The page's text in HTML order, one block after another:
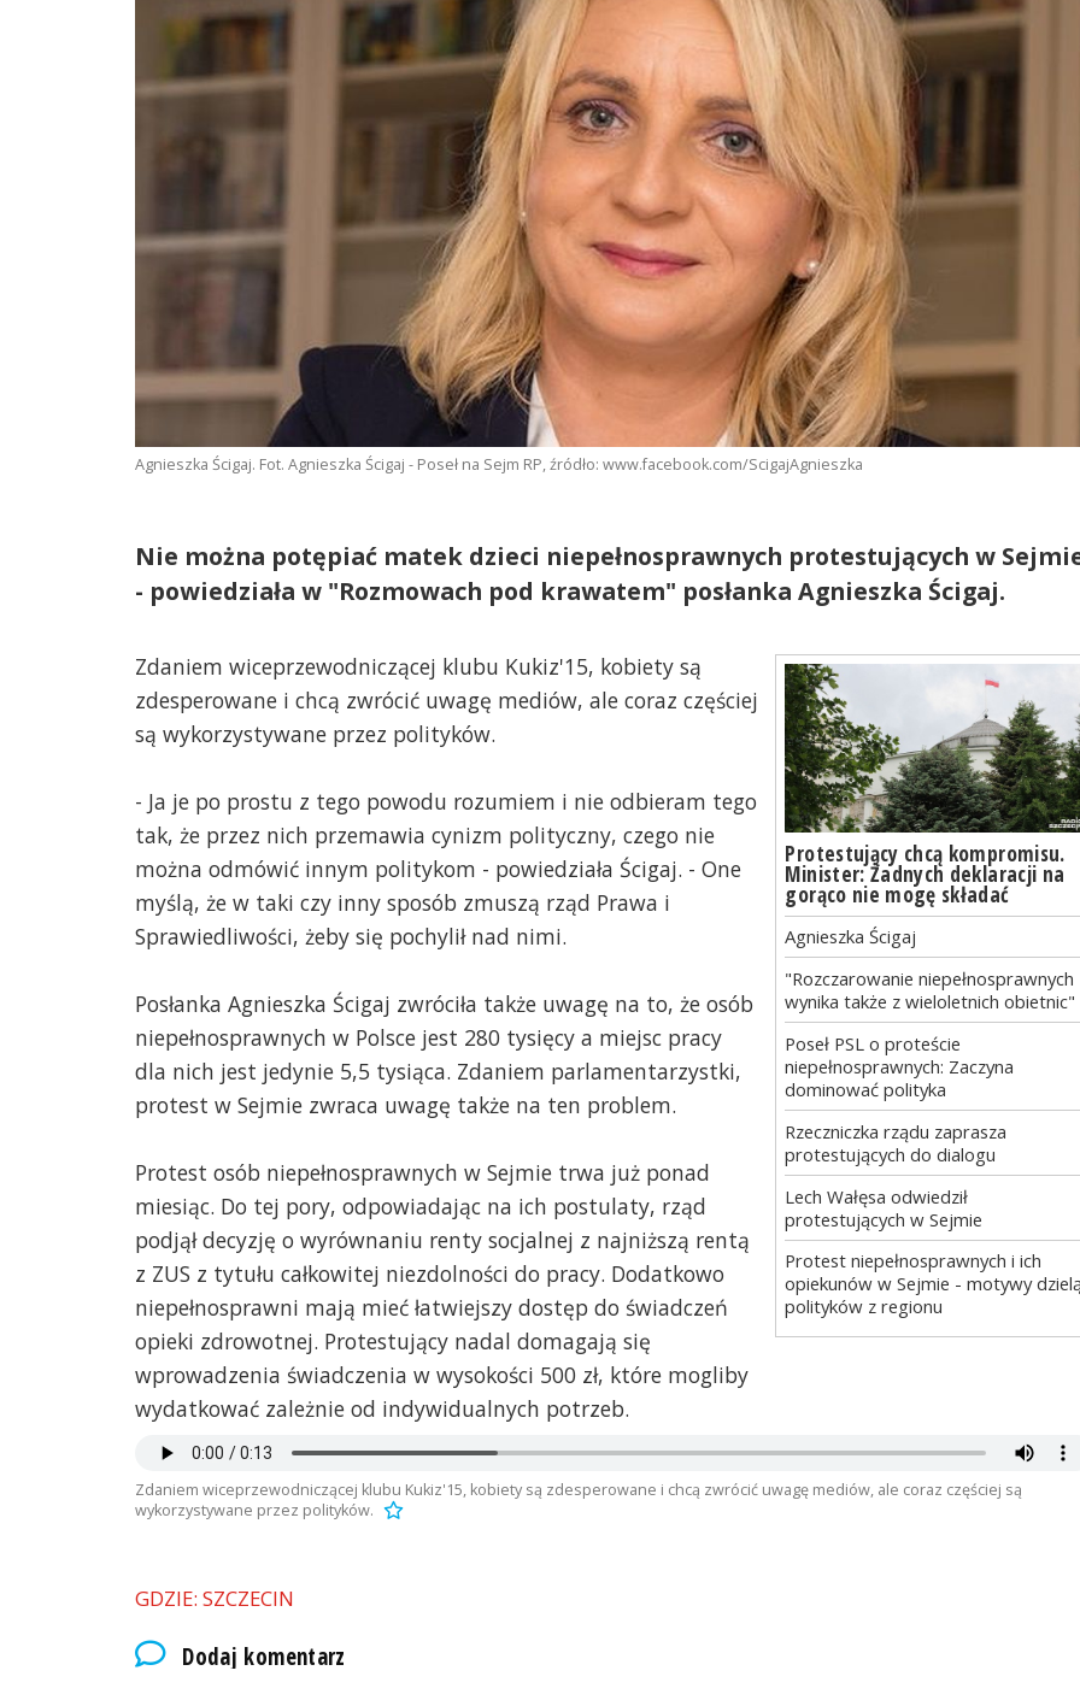
Agnieszka Ścigaj. Fot. Agnieszka Ścigaj - Poseł na Sejm RP, źródło: www.facebook.com/ScigajAgnieszka
Nie można potępiać matek dzieci niepełnosprawnych protestujących w
- powiedziała w "Rozmowach pod krawatem" posłanka Agnieszka Ścigaj.
Protestujący chcą kompromisu.
Minister: Żadnych deklaracji na
gorąco nie mogę składać
Agnieszka Ścigaj
"Rozczarowanie niepełnosprawnych
wynika także z wieloletnich obietnic"
Poseł PSL o proteście
niepełnosprawnych: Zaczyna
dominować polityka
Rzeczniczka rządu zaprasza
protestujących do dialogu
Lech Wałęsa odwiedził
protestujących w Sejmie
Protest niepełnosprawnych i ich
opiekunów w Sejmie - motywy
polityków z regionu
Zdaniem wiceprzewodniczącej klubu Kukiz'15, kobiety są
zdesperowane i chcą zwrócić uwagę mediów, ale coraz częściej
są wykorzystywane przez polityków.
- Ja je po prostu z tego powodu rozumiem i nie odbieram tego
tak, że przez nich przemawia cynizm polityczny, czego nie
można odmówić innym politykom - powiedziała Ścigaj. - One
myślą, że w taki czy inny sposób zmuszą rząd Prawa i
Sprawiedliwości, żeby się pochylił nad nimi.
Posłanka Agnieszka Ścigaj zwróciła także uwagę na to, że osób
niepełnosprawnych w Polsce jest 280 tysięcy a miejsc pracy
dla nich jest jedynie 5,5 tysiąca. Zdaniem parlamentarzystki,
protest w Sejmie zwraca uwagę także na ten problem.
Protest osób niepełnosprawnych w Sejmie trwa już ponad
miesiąc. Do tej pory, odpowiadając na ich postulaty, rząd
podjął decyzję o wyrównaniu renty socjalnej z najniższą rentą
z ZUS z tytułu całkowitej niezdolności do pracy. Dodatkowo
niepełnosprawni mają mieć łatwiejszy dostęp do świadczeń
opieki zdrowotnej. Protestujący nadal domagają się
wprowadzenia świadczenia w wysokości 500 zł, które mogliby
wydatkować zależnie od indywidualnych potrzeb.
Zdaniem wiceprzewodniczącej klubu Kukiz'15, kobiety są zdesperowane i chcą zwrócić uwagę mediów, ale coraz częściej są
wykorzystywane przez polityków.
GDZIE: SZCZECIN
Dodaj komentarz